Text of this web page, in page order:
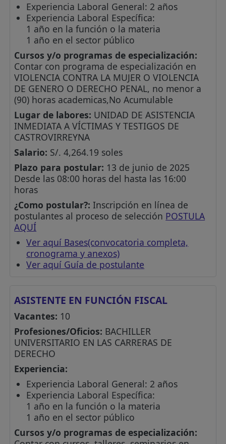
Experiencia Laboral General: 2 años
Experiencia Laboral Específica:
1 año en la función o la materia
1 año en el sector público
Cursos y/o programas de especialización:
Contar con programa de especialización en
VIOLENCIA CONTRA LA MUJER O VIOLENCIA
DE GENERO O DERECHO PENAL, no menor a
(90) horas academicas,No Acumulable
Lugar de labores: UNIDAD DE ASISTENCIA
INMEDIATA A VÍCTIMAS Y TESTIGOS DE
CASTROVIRREYNA
Salario: S/. 4,264.19 soles
Plazo para postular: 13 de junio de 2025
Desde las 08:00 horas del hasta las 16:00
horas
¿Como postular?: Inscripción en línea de
postulantes al proceso de selección POSTULA
AQUÍ
Ver aquí Bases(convocatoria completa,
cronograma y anexos)
Ver aquí Guía de postulante
ASISTENTE EN FUNCIÓN FISCAL
Vacantes: 10
Profesiones/Oficios: BACHILLER
UNIVERSITARIO EN LAS CARRERAS DE
DERECHO
Experiencia:
Experiencia Laboral General: 2 años
Experiencia Laboral Específica:
1 año en la función o la materia
1 año en el sector público
Cursos y/o programas de especialización: